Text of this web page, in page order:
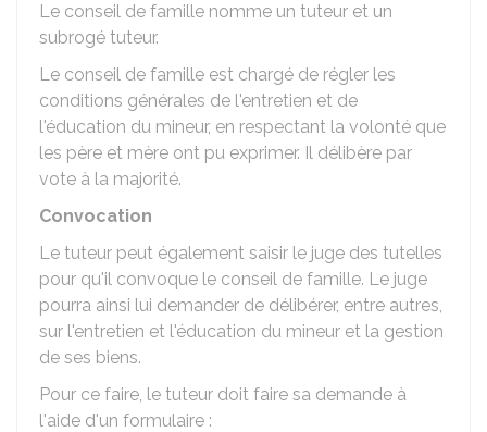
Le conseil de famille nomme un tuteur et un
subrogé tuteur.
Le conseil de famille est chargé de régler les
conditions générales de l'entretien et de
l'éducation du mineur, en respectant la volonté que
les père et mère ont pu exprimer. Il délibère par
vote à la majorité.
Convocation
Le tuteur peut également saisir le juge des tutelles
pour qu'il convoque le conseil de famille. Le juge
pourra ainsi lui demander de délibérer, entre autres,
sur l'entretien et l'éducation du mineur et la gestion
de ses biens.
Pour ce faire, le tuteur doit faire sa demande à
l'aide d'un formulaire :